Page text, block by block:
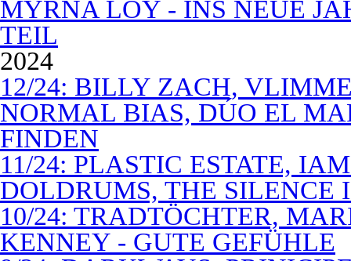
MYRNA LOY - INS NEUE
TEIL
2024
12/24: BILLY ZACH,
NORMAL BIAS, DÚO EL
FINDEN
11/24: PLASTIC ESTATE,
DOLDRUMS, THE SILENCE
10/24: TRADTÖCHTER,
KENNEY - GUTE GEFÜHLE